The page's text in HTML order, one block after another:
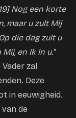
Nog een korte
maar u zult Mij
die dag zult u
en Ik in u."
zal
Deze
in eeuwigheid.
van de